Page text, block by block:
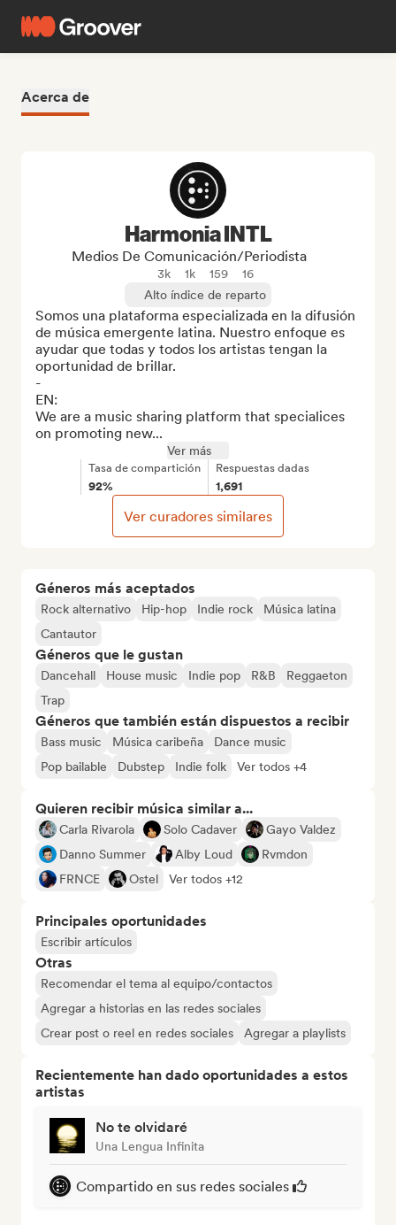
Acerca de
Géneros más aceptados
Rock alternativo Hip-hop Indie rock
Música latina
Cantautor
Géneros que le gustan
Dancehall House music Indie pop R&B
Reggaeton
Trap
Géneros que también están dispuestos a recibir
Bass music Música caribeña
Dance music
Pop bailable
Dubstep Indie folk Ver todos +4
Quieren recibir música similar a...
Carla Rivarola Solo Cadaver
Gayo Valdez
Danno Summer
Alby Loud
Rvmdon
FRNCE
Ostel Ver todos +12
Principales oportunidades
Escribir artículos
Otras
Recomendar el tema al equipo/contactos
Agregar a historias en las redes sociales
Crear post o reel en redes sociales
Agregar a playlists
Recientemente han dado oportunidades a estos
artistas
No te olvidaré
Una Lengua Infinita
Compartido en sus redes sociales
Harmonia INTL
Medios De Comunicación/Periodista
3k 1k 159
16
Alto índice de reparto
Somos una plataforma especializada en la difusión
de música emergente latina. Nuestro enfoque es
ayudar que todas y todos los artistas tengan la
oportunidad de brillar.
-
EN:
We are a music sharing platform that specialices
on promoting new...
Ver más
Tasa de compartición
92%
Respuestas dadas
1,691
Ver curadores similares